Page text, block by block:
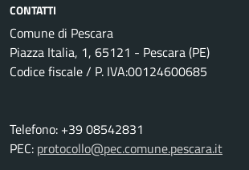
CONTATTI
Comune di Pescara
Piazza Italia, 1, 65121 - Pescara (PE)
Codice fiscale / P. IVA:00124600685
Telefono: +39 08542831
PEC: protocollo@pec.comune.pescara.it